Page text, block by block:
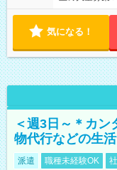
気になる！
＜週3日～＊カン
物代行などの生活
派遣 職種未経験OK